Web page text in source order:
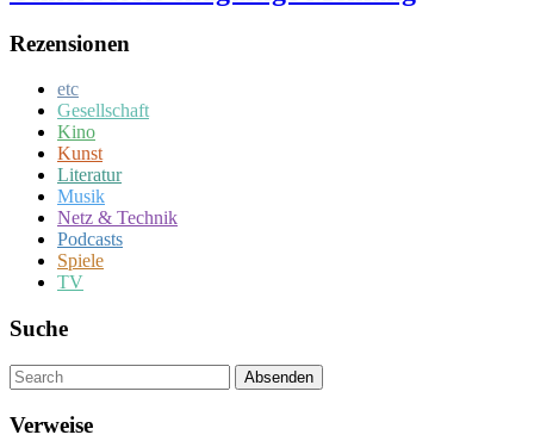
Rezensionen
etc
Gesellschaft
Kino
Kunst
Literatur
Musik
Netz & Technik
Podcasts
Spiele
TV
Suche
Um
diese
Seite
Absenden
Verweise